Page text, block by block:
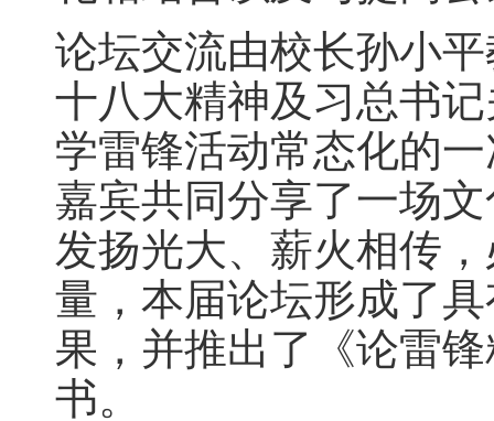
论坛交流由校长孙小
十八大精神及习总书
学雷锋活动常态化的
嘉宾共同分享了一场
发扬光大、薪火相传
量，本届论坛形成了
果，并推出了《论雷
书。